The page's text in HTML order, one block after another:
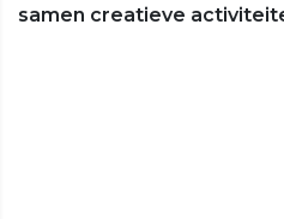
samen creatieve